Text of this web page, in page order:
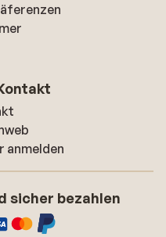
anmelden
sicher bezahlen